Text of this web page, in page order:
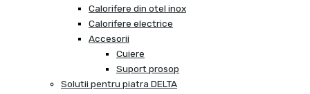
Calorifere din otel inox
Calorifere electrice
Accesorii
Cuiere
Suport prosop
Solutii pentru piatra DELTA